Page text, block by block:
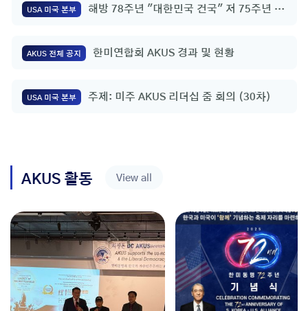
USA 미국 본부
해방 78주년 "대한민국 건국" 저 75주년 기
AKUS 전체 공지 한미연합회 AKUS 경과 및 현황
USA 미국 본부 주제: 미주 AKUS 리더십 줌 회의 (30차)
AKUS 활동 View all